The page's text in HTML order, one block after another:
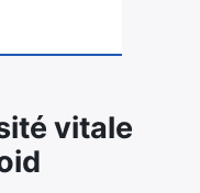
vitale